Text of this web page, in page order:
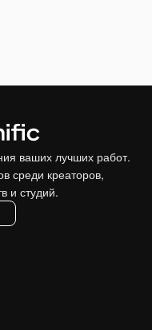
ваших лучших работ.
среди креаторов,
и студий.